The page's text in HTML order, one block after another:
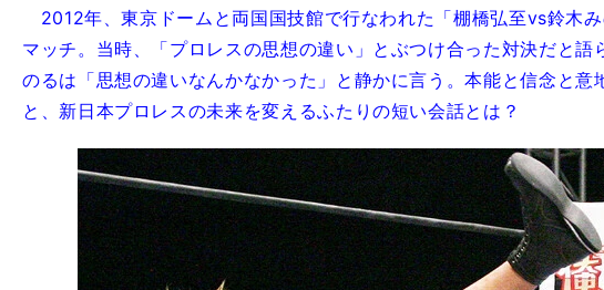
2012年、東京ドームと両国国技館で行なわれた「棚橋弘至vs鈴木
マッチ。当時、「プロレスの思想の違い」とぶつけ合った対決だと語
のるは「思想の違いなんかなかった」と静かに言う。本能と信念と意
と、新日本プロレスの未来を変えるふたりの短い会話とは？